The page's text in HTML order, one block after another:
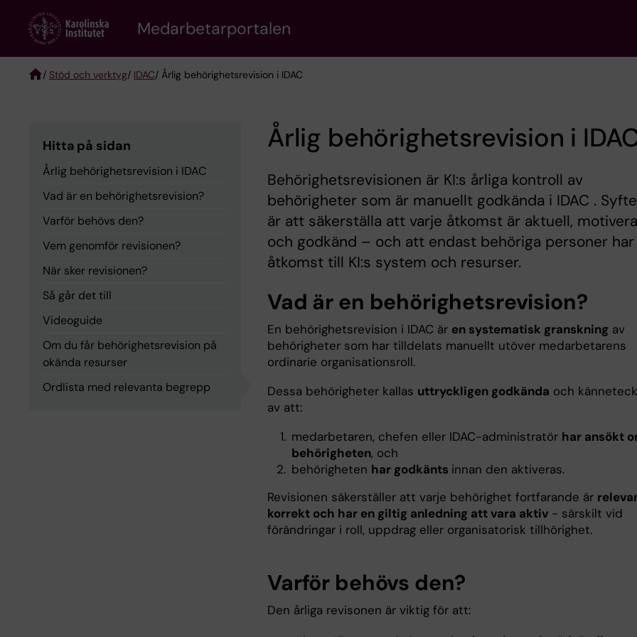
content
Medarbetarportalen
/ Stöd och verktyg/ IDAC/ Årlig behörighetsrevision i IDAC
Hitta på sidan
Årlig behörighetsrevision i IDAC
Vad är en behörighetsrevision?
Varför behövs den?
Vem genomför revisionen?
När sker revisionen?
Så går det till
Videoguide
Om du får behörighetsrevision på
okända resurser
Ordlista med relevanta begrepp
Årlig behörighetsrevision i
Behörighetsrevisionen är KI:s årliga kontroll av
behörigheter som är manuellt godkända i IDAC .
är att säkerställa att varje åtkomst är aktuell,
och godkänd – och att endast behöriga personer har
åtkomst till KI:s system och resurser.
Vad är en behörighetsrevision?
En behörighetsrevision i IDAC är en systematisk granskning av
behörigheter som har tilldelats manuellt utöver medarbetarens
ordinarie organisationsroll.
Dessa behörigheter kallas uttryckligen godkända och
av att:
medarbetaren, chefen eller IDAC-administratör har ansökt
behörigheten, och
behörigheten har godkänts innan den aktiveras.
Revisionen säkerställer att varje behörighet fortfarande är
korrekt och har en giltig anledning att vara aktiv - särskilt vid
förändringar i roll, uppdrag eller organisatorisk tillhörighet.
Varför behövs den?
Den årliga revisonen är viktig för att: